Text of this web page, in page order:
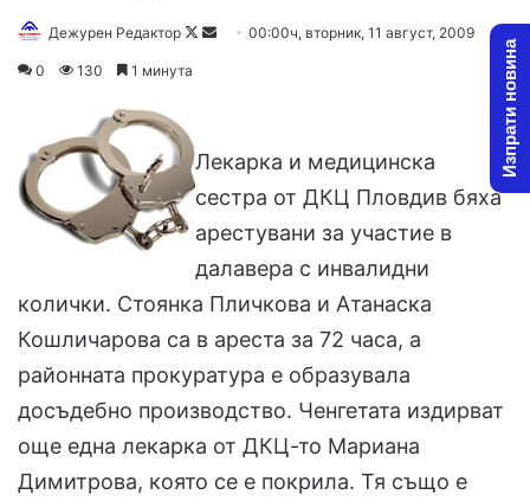
Дежурен Редактор
F
w
o
n
X
n
e
m
a
00:00ч, вторник, 11 август, 2009
0 130 1 минута
Лекарка и медицинска
сестра от ДКЦ Пловдив бяха
арестувани за участие в
далавера с инвалидни
колички. Стоянка Пличкова и Атанаска
Кошличарова са в ареста за 72 часа, а
районната прокуратура е образувала
досъдебно производство. Ченгетата издирват
още една лекарка от ДКЦ-то Мариана
Димитрова, която се е покрила. Тя също е
Изпрати новина